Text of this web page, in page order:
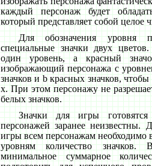
каждый персонаж будет
который представляет собой целое
Для обозначения уровня
специальные значки двух
один уровень, а красный
изображающий персонажа с
значков и b красных значков,
x. При этом персонажу не
белых значков.
Значки для игры
персонажей заранее неизвестны.
игры всем персонажам необходимо
уровням количество значков.
минимальное суммарное